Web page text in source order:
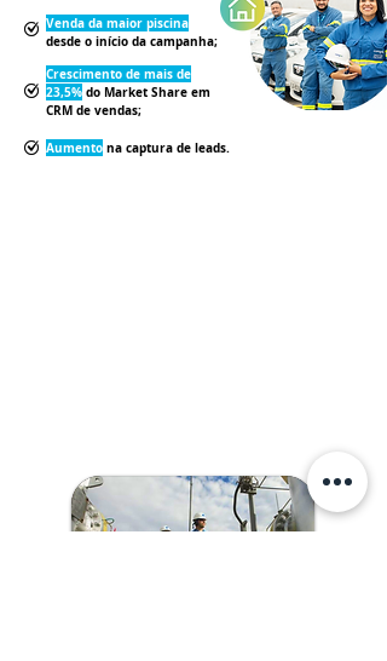
Venda da maior piscina
desde o início da campanha;
Crescimento de mais de
23,5% do Market Share em
CRM de vendas;
Aumento na captura de leads.